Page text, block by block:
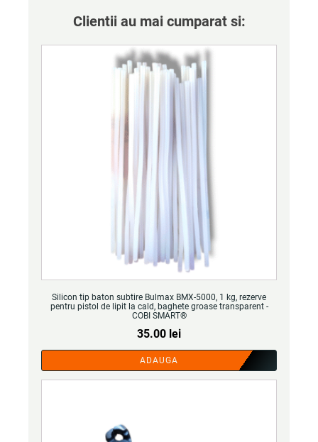
Clientii au mai cumparat si:
Silicon tip baton subtire Bulmax BMX-5000, 1 kg, rezerve
pentru pistol de lipit la cald, baghete groase transparent -
COBI SMART®
35.00 lei
ADAUGA